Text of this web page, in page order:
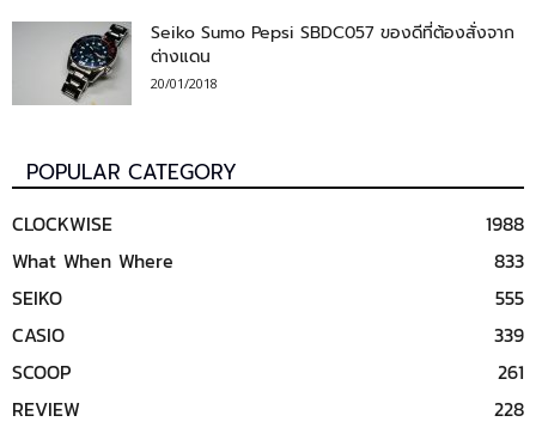
Seiko Sumo Pepsi SBDC057 ของดีที่ต้องสั่งจาก
ต่างแดน
20/01/2018
POPULAR CATEGORY
CLOCKWISE
1988
What When Where
833
SEIKO
555
CASIO
339
SCOOP
261
REVIEW
228